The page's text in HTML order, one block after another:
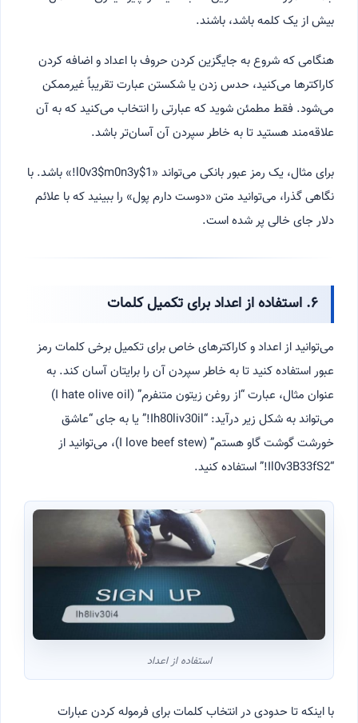
بیش از یک کلمه باشد، باشند.
هنگامی که شروع به جایگزین کردن حروف با اعداد و اضافه کردن
کاراکترها می‌کنید، حدس زدن یا شکستن عبارت تقریباً غیرممکن
می‌شود. فقط مطمئن شوید که عبارتی را انتخاب می‌کنید که به آن
علاقه‌مند هستید تا به خاطر سپردن آن آسان‌تر باشد.
برای مثال، یک رمز عبور بانکی می‌تواند «1$l0v3$m0n3y!» باشد. با
نگاهی گذرا، می‌توانید متن «دوست دارم پول» را ببینید که با علائم
دلار جای خالی پر شده است.
۶. استفاده از اعداد برای تکمیل کلمات
می‌توانید از اعداد و کاراکترهای خاص برای تکمیل برخی کلمات رمز
عبور استفاده کنید تا به خاطر سپردن آن را برایتان آسان کند. به
عنوان مثال، عبارت “از روغن زیتون متنفرم” (I hate olive oil)
می‌تواند به شکل زیر درآید: “Ih80liv30il!” یا به جای “عاشق
خورشت گوشت گاو هستم” (I love beef stew)، می‌توانید از
“Il0v3B33fS2!” استفاده کنید.
استفاده از اعداد
با اینکه تا حدودی در انتخاب کلمات برای فرموله کردن عبارات